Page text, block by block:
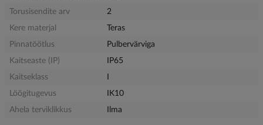
Torusisendite arv
2
Kere materjal
Teras
Pinnatöötlus
Pulbervärviga
Kaitseaste (IP)
IP65
Kaitseklass
Löögitugevus
IK10
Ahela terviklikkus
Ilma